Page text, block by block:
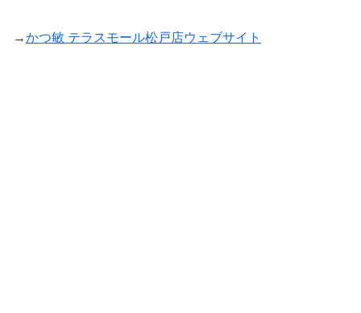
→かつ敏 テラスモール松戸店ウェブサイト